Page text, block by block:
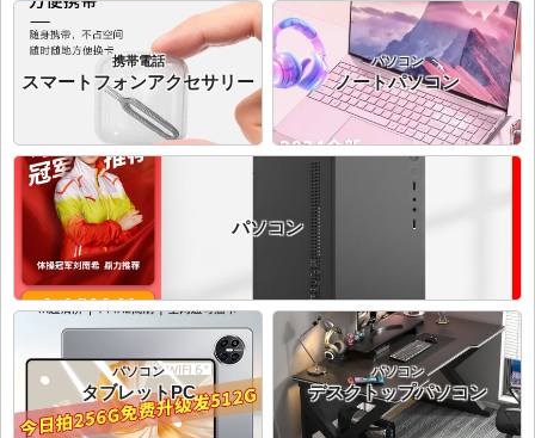
携帯電話
スマートフォンアクセサリー
パソコン
パソコン
ノートパソコン
パソコン
タブレットPC
パソコン
デスクトップパソコン